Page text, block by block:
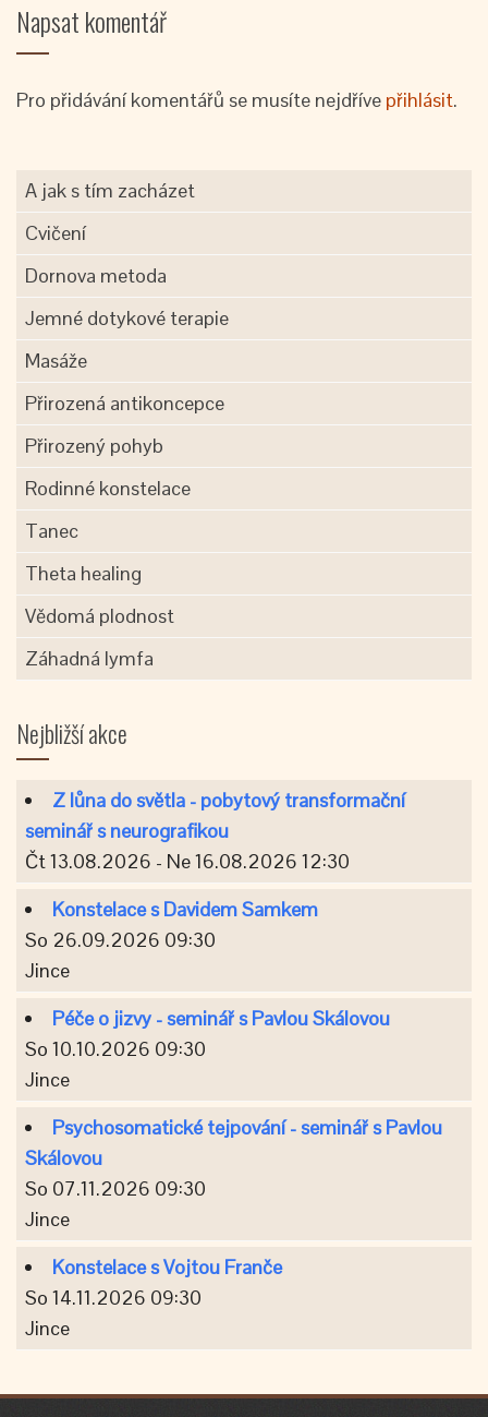
Napsat komentář
Pro přidávání komentářů se musíte nejdříve přihlásit.
A jak s tím zacházet
Cvičení
Dornova metoda
Jemné dotykové terapie
Masáže
Přirozená antikoncepce
Přirozený pohyb
Rodinné konstelace
Tanec
Theta healing
Vědomá plodnost
Záhadná lymfa
Nejbližší akce
Z lůna do světla - pobytový transformační
seminář s neurografikou
Čt 13.08.2026 - Ne 16.08.2026 12:30
Konstelace s Davidem Samkem
So 26.09.2026 09:30
Jince
Péče o jizvy - seminář s Pavlou Skálovou
So 10.10.2026 09:30
Jince
Psychosomatické tejpování - seminář s Pavlou
Skálovou
So 07.11.2026 09:30
Jince
Konstelace s Vojtou Franče
So 14.11.2026 09:30
Jince